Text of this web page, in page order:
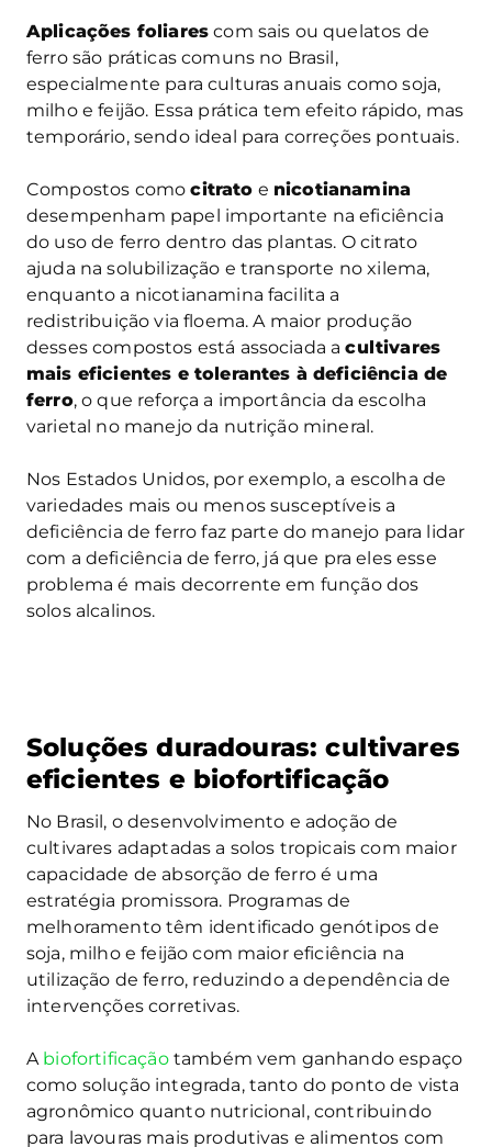
Aplicações foliares com sais ou quelatos de
ferro são práticas comuns no Brasil,
especialmente para culturas anuais como soja,
milho e feijão. Essa prática tem efeito rápido, mas
temporário, sendo ideal para correções pontuais.
Compostos comocitrato e nicotianamina
desempenham papel importante na eficiência
do uso de ferro dentro das plantas. O citrato
ajuda na solubilização e transporte no xilema,
enquanto a nicotianamina facilita a
redistribuição via floema. A maior produção
desses compostos está associada acultivares
mais eficientes e tolerantes à deficiência de
ferro, o que reforça a importância da escolha
varietal no manejo da nutrição mineral.
Nos Estados Unidos, por exemplo, a escolha de
variedades mais ou menos susceptíveis a
deficiência de ferro faz parte do manejo para lidar
com a deficiência de ferro, já que pra eles esse
problema é mais decorrente em função dos
solos alcalinos.
Soluções duradouras: cultivares
eficientes e biofortificação
No Brasil, o desenvolvimento e adoção de
cultivares adaptadas a solos tropicais com maior
capacidade de absorção de ferro é uma
estratégia promissora. Programas de
melhoramento têm identificado genótipos de
soja, milho e feijão com maior eficiência na
utilização de ferro, reduzindo a dependência de
intervenções corretivas.
A biofortificaçãotambém vem ganhando espaço
como solução integrada, tanto do ponto de vista
agronômico quanto nutricional, contribuindo
para lavouras mais produtivas e alimentos com